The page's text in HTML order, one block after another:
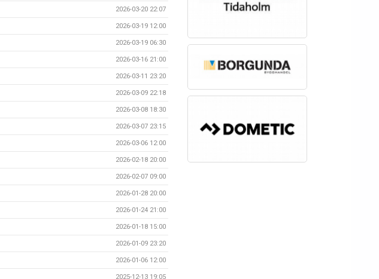
2026-03-20 22:07
2026-03-19 12:00
2026-03-19 06:30
2026-03-16 21:00
2026-03-11 23:20
2026-03-09 22:18
2026-03-08 18:30
2026-03-07 23:15
2026-03-06 12:00
2026-02-18 20:00
2026-02-07 09:00
2026-01-28 20:00
2026-01-24 21:00
2026-01-18 15:00
2026-01-09 23:20
2026-01-06 12:00
2025-12-13 19:05